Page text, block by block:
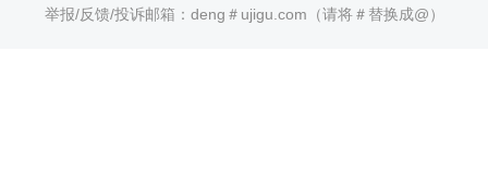
举报/反馈/投诉邮箱：deng＃ujigu.com（请将＃替换成@）